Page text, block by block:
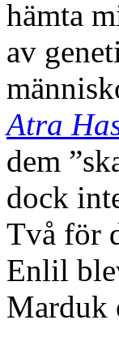
hämta
av
Atra
dem
dock
Två för
Enlil
Marduk